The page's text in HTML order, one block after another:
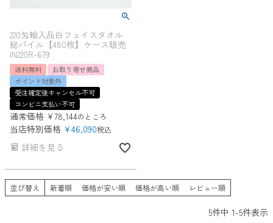
220匁輸入品白フェイスタオル
総パイル【480枚】ケース販売
IN220R-679
送料無料
お取り寄せ商品
ポイント対象外
受注確定後キャンセル不可
コンビニ支払い不可
通常価格 ¥78,144のところ
当店特別価格 ¥46,090税込
詳細を見る
並び替え 新着順 価格が安い順 価格が高い順 レビュー順
5件中 1-5件表示